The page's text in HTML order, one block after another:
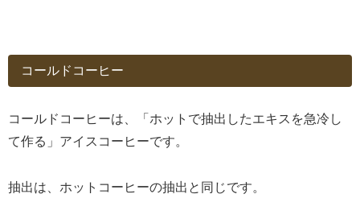
コールドコーヒー
コールドコーヒーは、「ホットで抽出したエキスを急冷し
て作る」アイスコーヒーです。
抽出は、ホットコーヒーの抽出と同じです。